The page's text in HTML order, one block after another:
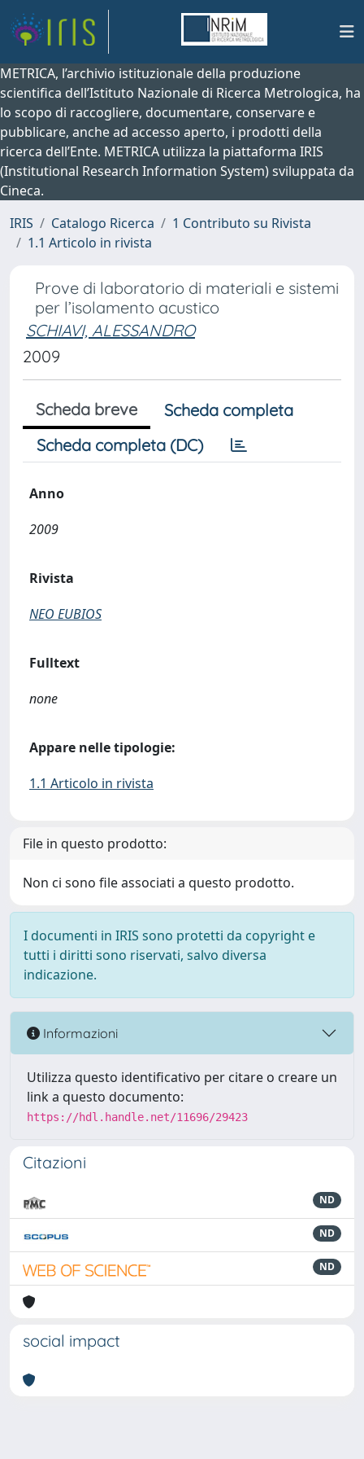
METRICA, l’archivio istituzionale della produzione
scientifica dell’Istituto Nazionale di Ricerca Metrologica, ha
lo scopo di raccogliere, documentare, conservare e
pubblicare, anche ad accesso aperto, i prodotti della
ricerca dell’Ente. METRICA utilizza la piattaforma IRIS
(Institutional Research Information System) sviluppata da
Cineca.
IRIS
Catalogo Ricerca
1 Contributo su Rivista
1.1 Articolo in rivista
Prove di laboratorio di materiali e sistemi
per l’isolamento acustico
SCHIAVI, ALESSANDRO
2009
Scheda breve
Scheda completa
Scheda completa (DC)
Anno
2009
Rivista
NEO EUBIOS
Fulltext
none
Appare nelle tipologie:
1.1 Articolo in rivista
File in questo prodotto:
Non ci sono file associati a questo prodotto.
I documenti in IRIS sono protetti da copyright e
tutti i diritti sono riservati, salvo diversa
indicazione.
Informazioni
Utilizza questo identificativo per citare o creare un
link a questo documento:
https://hdl.handle.net/11696/29423
Citazioni
ND
ND
ND
social impact